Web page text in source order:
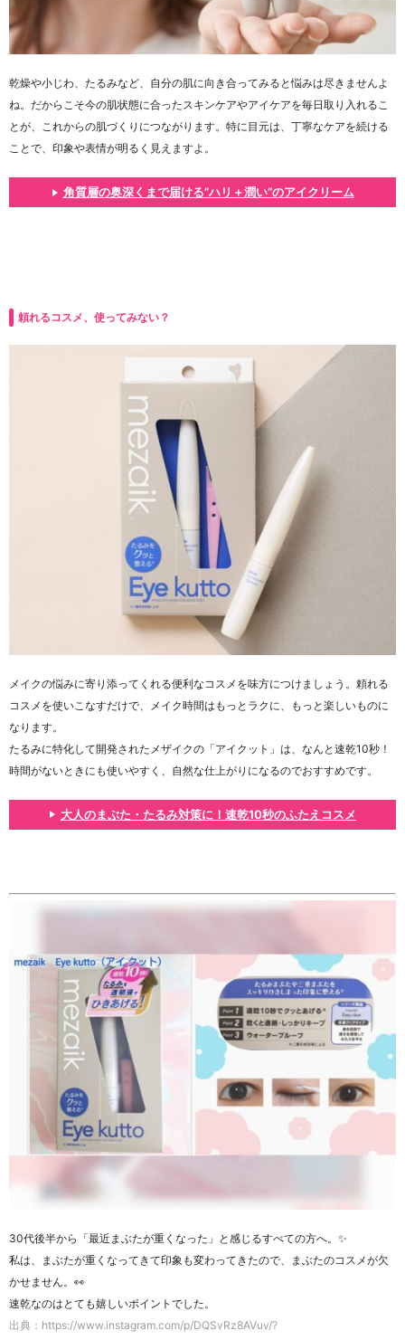
乾燥や小じわ、たるみなど、自分の肌に向き合ってみると悩みは尽きませんよ
ね。だからこそ今の肌状態に合ったスキンケアやアイケアを毎日取り入れるこ
とが、これからの肌づくりにつながります。特に目元は、丁寧なケアを続ける
ことで、印象や表情が明るく見えますよ。
角質層の奥深くまで届ける”ハリ＋潤い”のアイクリーム
頼れるコスメ、使ってみない？
メイクの悩みに寄り添ってくれる便利なコスメを味方につけましょう。頼れる
コスメを使いこなすだけで、メイク時間はもっとラクに、もっと楽しいものに
なります。
たるみに特化して開発されたメザイクの「アイクット」は、なんと速乾10秒！
時間がないときにも使いやすく、自然な仕上がりになるのでおすすめです。
大人のまぶた・たるみ対策に！速乾10秒のふたえコスメ
30代後半から「最近まぶたが重くなった」と感じるすべての方へ。✨
私は、まぶたが重くなってきて印象も変わってきたので、まぶたのコスメが欠
かせません。👀
速乾なのはとても嬉しいポイントでした。
出典：https://www.instagram.com/p/DQSvRz8AVuv/?